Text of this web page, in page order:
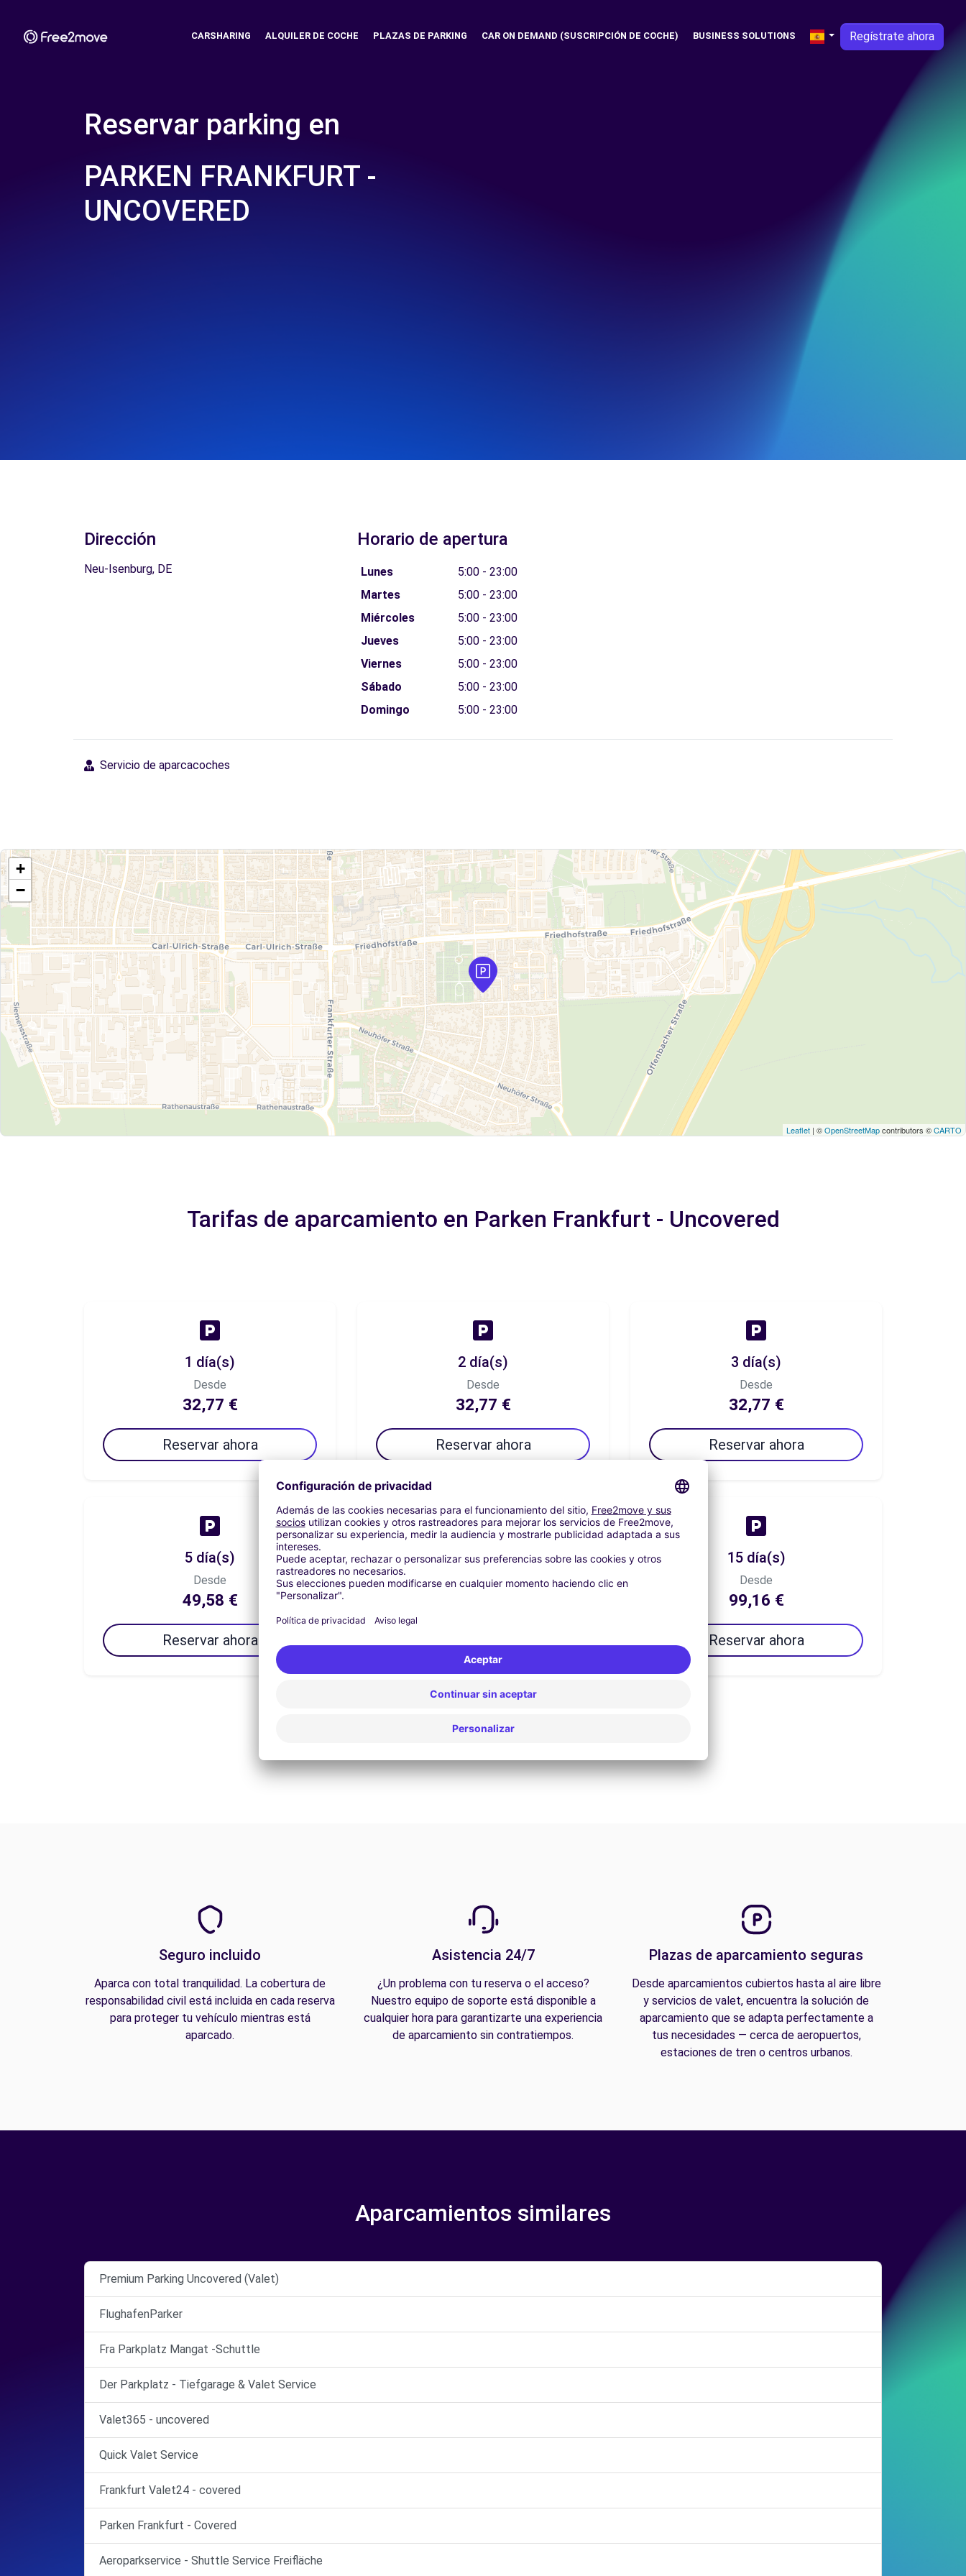
CARSHARING ALQUILER DE COCHE PLAZAS DE PARKING CAR ON DEMAND (SUSCRIPCIÓN DE COCHE) BUSINESS SOLUTIONS Regístrate ahora
Reservar parking en
PARKEN FRANKFURT -
UNCOVERED
Dirección
Neu-Isenburg, DE
Horario de apertura
Lunes
5:00 - 23:00
Martes
5:00 - 23:00
Miércoles
5:00 - 23:00
Jueves
5:00 - 23:00
Viernes
5:00 - 23:00
Sábado
5:00 - 23:00
Domingo
5:00 - 23:00
Servicio de aparcacoches
+
−
Leaflet | ©OpenStreetMapcontributors ©CARTO
Tarifas de aparcamiento en Parken Frankfurt - Uncovered
1 día(s)
Desde
32,77 €
Reservar ahora
2 día(s)
Desde
32,77 €
Reservar ahora
3 día(s)
Desde
32,77 €
Reservar ahora
5 día(s)
Desde
49,58 €
Reservar ahora
7 día(s)
Desde
15 día(s)
Desde
99,16 €
Reservar ahora
Seguro incluido
Aparca con total tranquilidad. La cobertura de
responsabilidad civil está incluida en cada reserva
para proteger tu vehículo mientras está
aparcado.
Asistencia 24/7
¿Un problema con tu reserva o el acceso?
Nuestro equipo de soporte está disponible a
cualquier hora para garantizarte una experiencia
de aparcamiento sin contratiempos.
Plazas de aparcamiento seguras
Desde aparcamientos cubiertos hasta al aire libre
y servicios de valet, encuentra la solución de
aparcamiento que se adapta perfectamente a
tus necesidades — cerca de aeropuertos,
estaciones de tren o centros urbanos.
Aparcamientos similares
Premium Parking Uncovered (Valet)
FlughafenParker
Fra Parkplatz Mangat -Schuttle
Der Parkplatz - Tiefgarage & Valet Service
Valet365 - uncovered
Quick Valet Service
Frankfurt Valet24 - covered
Parken Frankfurt - Covered
Aeroparkservice - Shuttle Service Freifläche